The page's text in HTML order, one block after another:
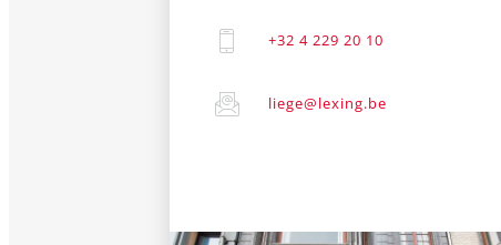
+32 4 229 20 10
liege@lexing.be